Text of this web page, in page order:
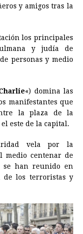
y amigos tras la
los principales
y judía de
personas y medio
«) domina las
manifestantes que
la plaza de la
este de la capital.
vela por la
medio centenar de
se han reunido en
de los terroristas y